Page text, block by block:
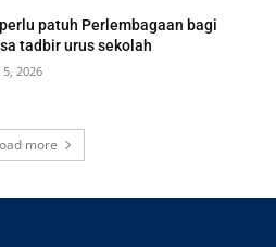
patuh Perlembagaan bagi
tadbir urus sekolah
2026
more